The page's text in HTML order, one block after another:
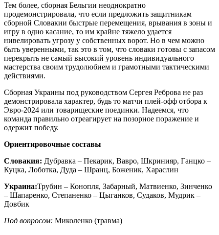
Тем более, сборная Бельгии неоднократно
продемонстрировала, что если предложить защитникам
сборной Словакии быстрые перемещения, врывания в зоны и
игру в одно касание, то им крайне тяжело удается
нивелировать угрозу у собственных ворот. Но в чем можно
быть уверенными, так это в том, что словаки готовы с запасом
перекрыть не самый высокий уровень индивидуального
мастерства своим трудолюбием и грамотными тактическими
действиями.
Сборная Украины под руководством Сергея Реброва не раз
демонстрировала характер, будь то матчи плей-офф отбора к
Эвро-2024 или товарищеские поединки. Надеемся, что
команда правильно отреагирует на позорное поражение и
одержит победу.
Ориентировочные составы
Словакия: Дубравка – Пекарик, Вавро, Шкринияр, Ганцко –
Куцка, Лоботка, Дуда – Шранц, Боженик, Хараслин
Украина:Трубин – Конопля, Забарный, Матвиенко, Зинченко
– Шапаренко, Степаненко – Цыганков, Судаков, Мудрик –
Довбик
Под вопросом: Миколенко (травма)